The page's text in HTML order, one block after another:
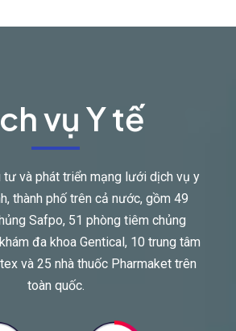
vụ Y tế
tư và phát triển mạng lưới dịch vụ y
thành phố trên cả nước, gồm 49
Safpo, 51 phòng tiêm chủng
đa khoa Gentical, 10 trung tâm
và 25 nhà thuốc Pharmaket trên
toàn quốc.